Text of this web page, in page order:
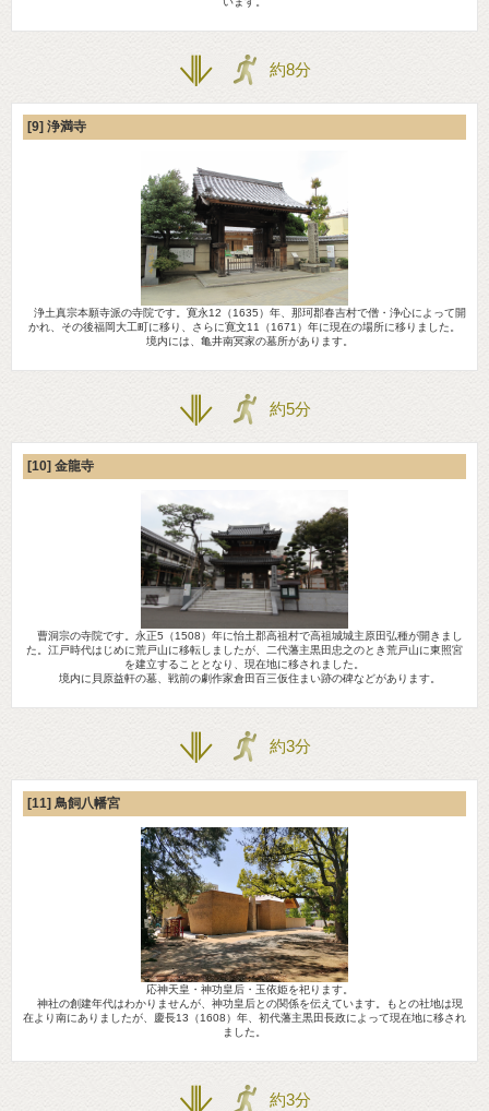
約8分
[9] 浄満寺
浄土真宗本願寺派の寺院です。寛永12（1635）年、那珂郡春吉村で僧・浄心によって開
かれ、その後福岡大工町に移り、さらに寛文11（1671）年に現在の場所に移りました。
境内には、亀井南冥家の墓所があります。
約5分
[10] 金龍寺
曹洞宗の寺院です。永正5（1508）年に怡土郡高祖村で高祖城城主原田弘種が開きまし
た。江戸時代はじめに荒戸山に移転しましたが、二代藩主黒田忠之のとき荒戸山に東照宮
を建立することとなり、現在地に移されました。
境内に貝原益軒の墓、戦前の劇作家倉田百三仮住まい跡の碑などがあります。
約3分
[11] 鳥飼八幡宮
応神天皇・神功皇后・玉依姫を祀ります。
神社の創建年代はわかりませんが、神功皇后との関係を伝えています。もとの社地は現
在より南にありましたが、慶長13（1608）年、初代藩主黒田長政によって現在地に移され
ました。
約3分